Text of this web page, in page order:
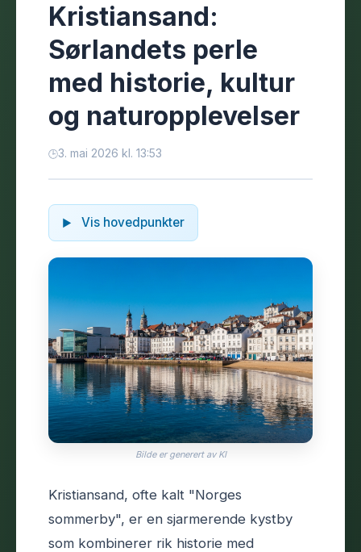
Kristiansand:
Sørlandets perle
med historie, kultur
og naturopplevelser
3. mai 2026 kl. 13:53
Vis hovedpunkter
Bilde er generert av KI
Kristiansand, ofte kalt "Norges
sommerby", er en sjarmerende kystby
som kombinerer rik historie med